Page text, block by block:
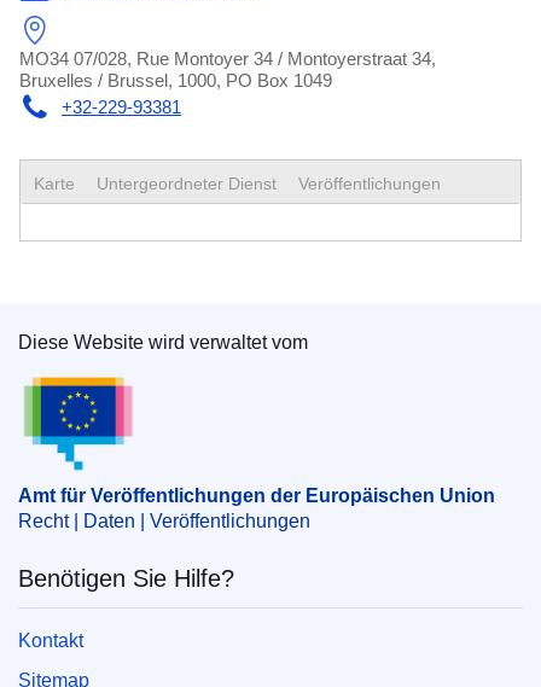
MO34 07/028, Rue Montoyer 34 / Montoyerstraat 34,
Bruxelles / Brussel, 1000, PO Box 1049
+32-229-93381
Karte Untergeordneter Dienst Veröffentlichungen
Amt für Veröffentlichungen der Europäischen
Diese Website wird verwaltet vom
Amt für Veröffentlichungen der Europäischen Union
Recht | Daten | Veröffentlichungen
Benötigen Sie Hilfe?
Kontakt
Sitemap